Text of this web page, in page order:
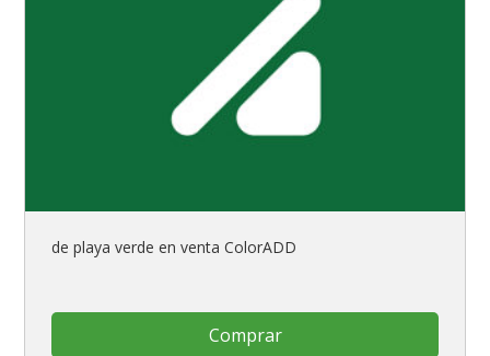
de playa verde en venta ColorADD
Comprar